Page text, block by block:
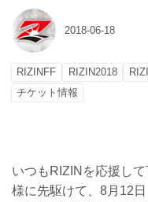
2018-06-18
RIZINFF RIZIN2018
チケット情報
いつもRIZINを応援し
様に先駆けて、8月12